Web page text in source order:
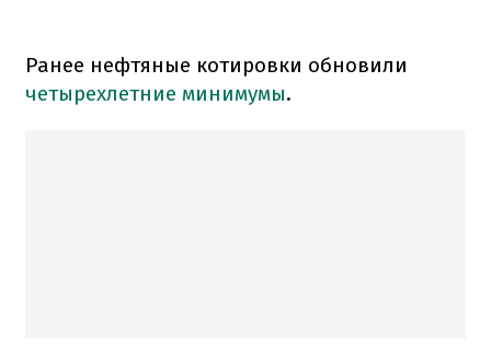
Ранее нефтяные котировки обновили
четырехлетние минимумы.